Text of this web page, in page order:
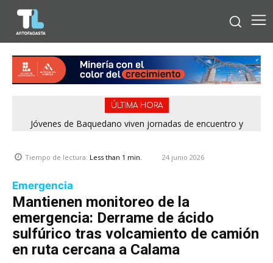
ÚLTIMA HORA
Jóvenes de Baquedano viven jornadas de encuentro y
Tiempo de lectura: Less than 1 min. 24 junio 2026
Emergencia
Mantienen monitoreo de la
emergencia: Derrame de ácido
sulfúrico tras volcamiento de camión
en ruta cercana a Calama